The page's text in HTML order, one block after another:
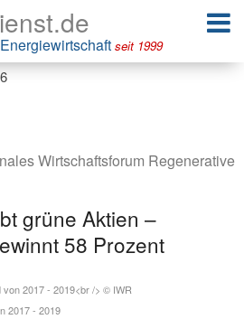
seit 1999
Wirtschaftsforum Regenerative
grüne Aktien –
58 Prozent
2017 - 2019